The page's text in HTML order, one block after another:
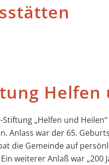
Helfen
„Helfen und
Anlass war der 65.
die Gemeinde auf
weiterer Anlaß war „200